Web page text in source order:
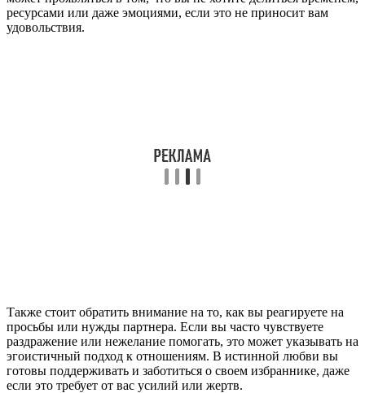
ресурсами или даже эмоциями, если это не приносит вам
удовольствия.
Также стоит обратить внимание на то, как вы реагируете на
просьбы или нужды партнера. Если вы часто чувствуете
раздражение или нежелание помогать, это может указывать на
эгоистичный подход к отношениям. В истинной любви вы
готовы поддерживать и заботиться о своем избраннике, даже
если это требует от вас усилий или жертв.